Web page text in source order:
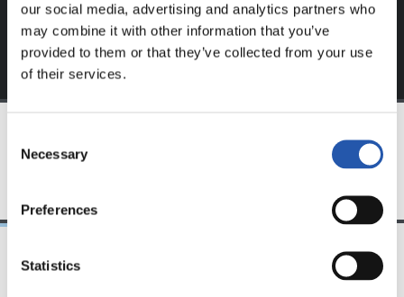
our social media, advertising and analytics partners who
may combine it with other information that you’ve
provided to them or that they’ve collected from your use
of their services.
Selection
Necessary
Preferences
Statistics
14/02/2021